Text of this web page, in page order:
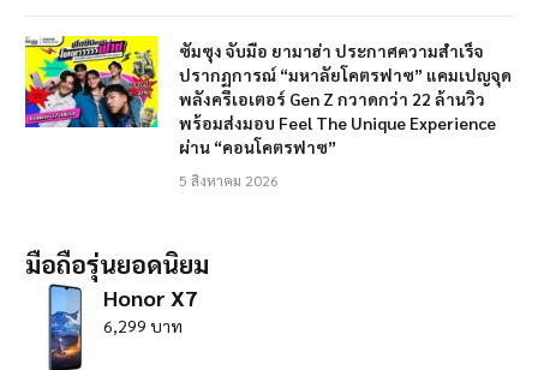
ซัมซุง จับมือ ยามาฮ่า ประกาศความสำเร็จ
ปรากฏการณ์ “มหาลัยโคตรฟาซ” แคมเปญจุด
พลังครีเอเตอร์ Gen Z กวาดกว่า 22 ล้านวิว
พร้อมส่งมอบ Feel The Unique Experience
ผ่าน “คอนโคตรฟาซ”
5 สิงหาคม 2026
มือถือรุ่นยอดนิยม
Honor X7
6,299 บาท